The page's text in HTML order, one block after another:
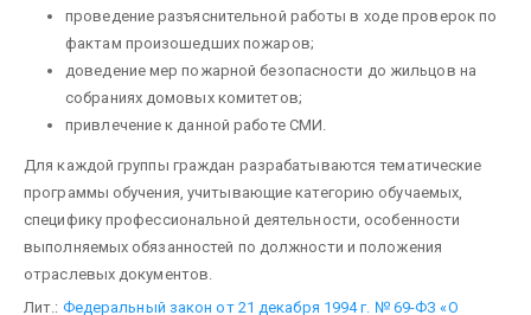
проведение разъяснительной работы в ходе проверок по
фактам произошедших пожаров;
доведение мер пожарной безопасности до жильцов на
собраниях домовых ко­митетов;
привлечение к данной работе СМИ.
Для каждой группы граждан разрабатываются тематиче­ские
программы обучения, учитывающие категорию обучаемых,
специфику профессиональной деятельности, особен­ности
выполняемых обязанностей по должности и положения
отраслевых документов.
Лит.: Федеральный закон от 21 декабря 1994 г. № 69-ФЗ «О